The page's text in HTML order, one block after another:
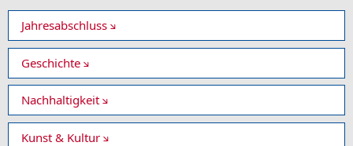
Jahresabschluss
Geschichte
Nachhaltigkeit
Kunst & Kultur